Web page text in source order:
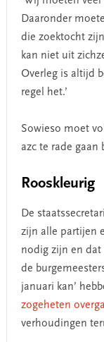
Daaronder
die zoektocht
kan niet uit
Overleg is altijd
regel het.’
Sowieso moet
azc te rade gaan
Rooskleurig
De
zijn alle partijen
nodig zijn en dat
de
januari kan’
zogeheten
verhoudingen